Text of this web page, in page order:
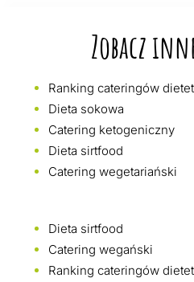
Zobacz
Ranking cateringów
Dieta sokowa
Catering ketogeniczny
Dieta sirtfood
Catering wegetariański
Dieta sirtfood
Catering wegański
Ranking cateringów